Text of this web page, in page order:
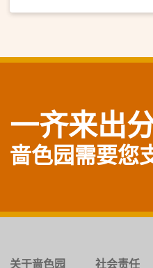
一齐来出
啬色园需要您
关于啬色园 社会责任